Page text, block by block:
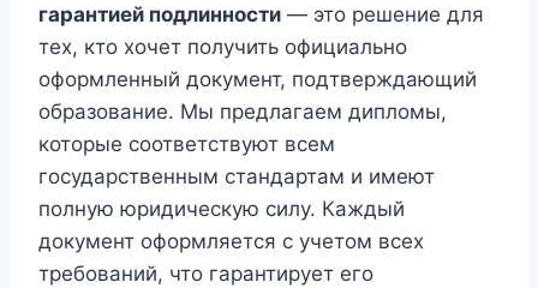
гарантией подлинности — это решение для
тех, кто хочет получить официально
оформленный документ, подтверждающий
образование. Мы предлагаем дипломы,
которые соответствуют всем
государственным стандартам и имеют
полную юридическую силу. Каждый
документ оформляется с учетом всех
требований, что гарантирует его